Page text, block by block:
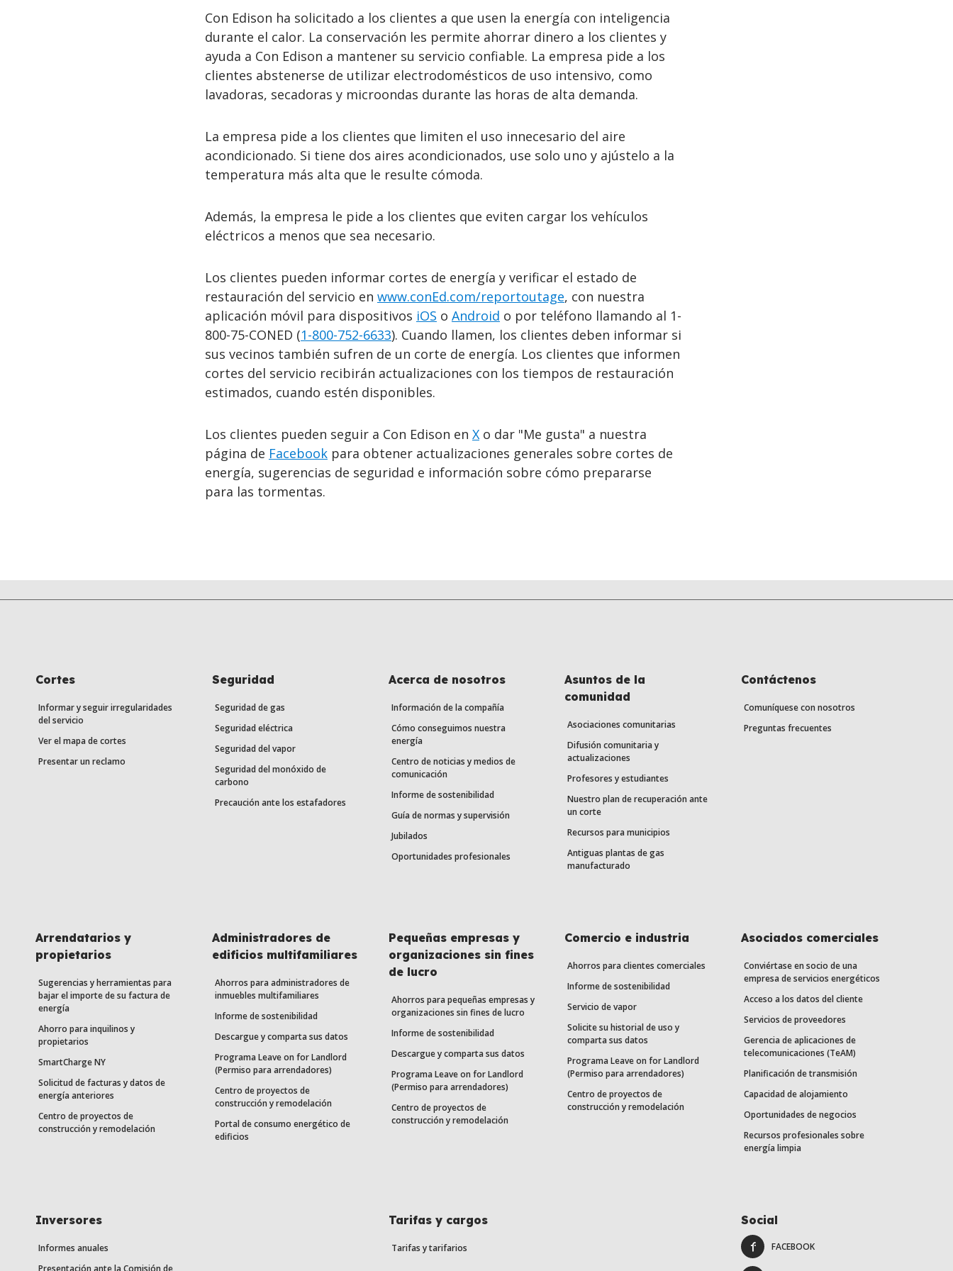
Con Edison ha solicitado a los clientes a que usen la energía con inteligencia
durante el calor. La conservación les permite ahorrar dinero a los clientes y
ayuda a Con Edison a mantener su servicio confiable. La empresa pide a los
clientes abstenerse de utilizar electrodomésticos de uso intensivo, como
lavadoras, secadoras y microondas durante las horas de alta demanda.
La empresa pide a los clientes que limiten el uso innecesario del aire
acondicionado. Si tiene dos aires acondicionados, use solo uno y ajústelo a la
temperatura más alta que le resulte cómoda.
Además, la empresa le pide a los clientes que eviten cargar los vehículos
eléctricos a menos que sea necesario.
Los clientes pueden informar cortes de energía y verificar el estado de
restauración del servicio en www.conEd.com/reportoutage, con nuestra
aplicación móvil para dispositivos iOS o Android o por teléfono llamando al 1-
800-75-CONED (1-800-752-6633). Cuando llamen, los clientes deben informar si
sus vecinos también sufren de un corte de energía. Los clientes que informen
cortes del servicio recibirán actualizaciones con los tiempos de restauración
estimados, cuando estén disponibles.
Los clientes pueden seguir a Con Edison en Xo dar "Me gusta" a nuestra
página de Facebookpara obtener actualizaciones generales sobre cortes de
energía, sugerencias de seguridad e información sobre cómo prepararse
para las tormentas.
Cortes
Informar y seguir irregularidades
del servicio
Ver el mapa de cortes
Presentar un reclamo
Seguridad
Seguridad de gas
Seguridad eléctrica
Seguridad del vapor
Seguridad del monóxido de
carbono
Precaución ante los estafadores
Acerca de nosotros
Información de la compañía
Cómo conseguimos nuestra
energía
Centro de noticias y medios de
comunicación
Informe de sostenibilidad
Guía de normas y supervisión
Jubilados
Oportunidades profesionales
Asuntos de la
comunidad
Asociaciones comunitarias
Difusión comunitaria y
actualizaciones
Profesores y estudiantes
Nuestro plan de recuperación ante
un corte
Recursos para municipios
Antiguas plantas de gas
manufacturado
Contáctenos
Comuníquese con nosotros
Preguntas frecuentes
Arrendatarios y
propietarios
Sugerencias y herramientas para
bajar el importe de su factura de
energía
Ahorro para inquilinos y
propietarios
SmartCharge NY
Solicitud de facturas y datos de
energía anteriores
Centro de proyectos de
construcción y remodelación
Administradores de
edificios multifamiliares
Ahorros para administradores de
inmuebles multifamiliares
Informe de sostenibilidad
Descargue y comparta sus datos
Programa Leave on for Landlord
(Permiso para arrendadores)
Centro de proyectos de
construcción y remodelación
Portal de consumo energético de
edificios
Pequeñas empresas y
organizaciones sin fines
de lucro
Ahorros para pequeñas empresas y
organizaciones sin fines de lucro
Informe de sostenibilidad
Descargue y comparta sus datos
Programa Leave on for Landlord
(Permiso para arrendadores)
Centro de proyectos de
construcción y remodelación
Comercio e industria
Ahorros para clientes comerciales
Informe de sostenibilidad
Servicio de vapor
Solicite su historial de uso y
comparta sus datos
Programa Leave on for Landlord
(Permiso para arrendadores)
Centro de proyectos de
construcción y remodelación
Asociados comerciales
Conviértase en socio de una
empresa de servicios energéticos
Acceso a los datos del cliente
Servicios de proveedores
Gerencia de aplicaciones de
telecomunicaciones (TeAM)
Planificación de transmisión
Capacidad de alojamiento
Oportunidades de negocios
Recursos profesionales sobre
energía limpia
Inversores
Informes anuales
Presentación ante la Comisión de
Tarifas y cargos
Tarifas y tarifarios
Social
FACEBOOK